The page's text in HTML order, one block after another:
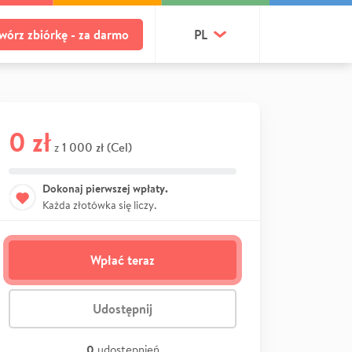
zbiórkę - za darmo PL
0 zł z 1 000 zł (Cel)
Dokonaj pierwszej wpłaty.
Każda złotówka się liczy.
Wpłać teraz
Udostępnij